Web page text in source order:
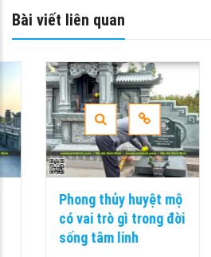
Bài viết liên quan
Phong thủy huyệt mộ
có vai trò gì trong đời
sống tâm linh